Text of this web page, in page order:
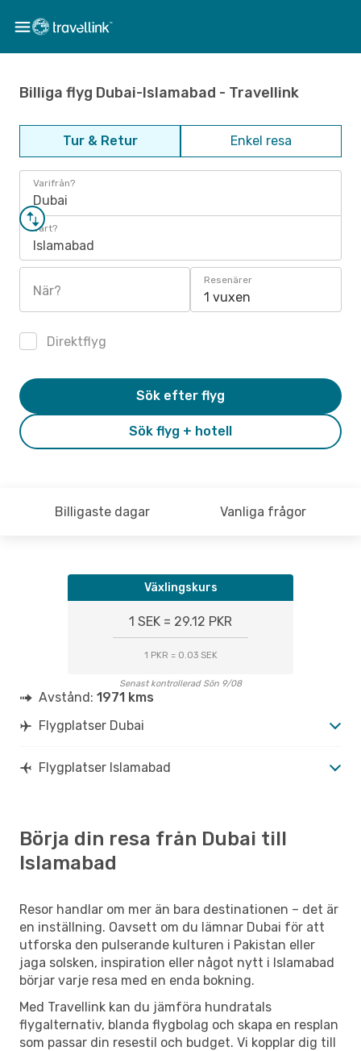
Billiga flyg Dubai-Islamabad - Travellink
Tur & Retur Enkel resa
Varifrån?
Dubai
Vart?
Islamabad
När?
Resenärer
1 vuxen
Direktflyg
Sök flyg + hotell
Sök efter flyg
Billigaste dagar Vanliga frågor
Växlingskurs
1 SEK = 29.12 PKR
1 PKR = 0.03 SEK
Senast kontrollerad Sön 9/08
Avstånd: 1971 kms
Flygplatser Dubai
Flygplatser Islamabad
Börja din resa från Dubai till
Islamabad
Resor handlar om mer än bara destinationen – det är
en inställning. Oavsett om du lämnar Dubai för att
utforska den pulserande kulturen i Pakistan eller
jaga solsken, inspiration eller något nytt i Islamabad
börjar varje resa med en enda bokning.
Med Travellink kan du jämföra hundratals
flygalternativ, blanda flygbolag och skapa en resplan
som passar din resestil och budget. Vi kopplar dig till